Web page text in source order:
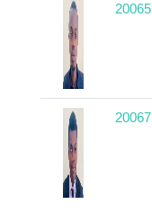
20065
20067